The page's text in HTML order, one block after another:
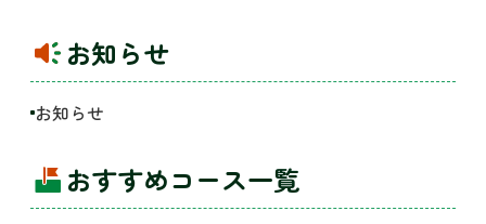
お知らせ
お知らせ
おすすめコース一覧